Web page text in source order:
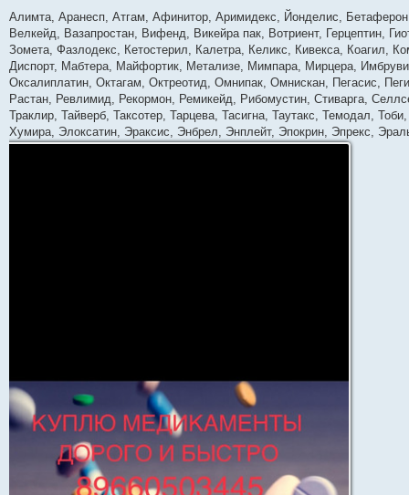
Алимта, Аранесп, Атгам, Афинитор, Аримидекс, Йонделис,
Велкейд, Вазапростан, Вифенд, Викейра пак, Вотриент, Герцептин,
Зомета, Фазлодекс, Кетостерил, Калетра, Келикс, Кивекса, Коагил,
Диспорт, Мабтера, Майфортик, Метализе, Мимпара, Мирцера,
Оксалиплатин, Октагам, Октреотид, Омнипак, Омнискан, Пегасис,
Растан, Ревлимид, Рекормон, Ремикейд, Рибомустин, Стиварга,
Траклир, Тайверб, Таксотер, Тарцева, Тасигна, Таутакс, Темодал,
Хумира, Элоксатин, Эраксис, Энбрел, Энплейт, Эпокрин, Эпрекс,